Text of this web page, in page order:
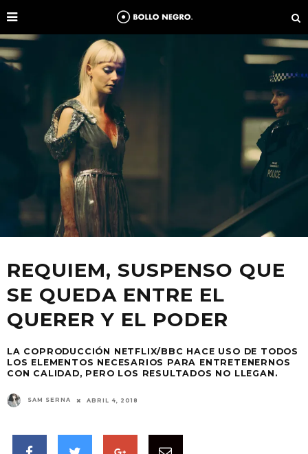
REQUIEM, SUSPENSO QUE
SE QUEDA ENTRE EL
QUERER Y EL PODER
LA COPRODUCCIÓN NETFLIX/BBC HACE USO DE TODOS
LOS ELEMENTOS NECESARIOS PARA ENTRETENERNOS
CON CALIDAD, PERO LOS RESULTADOS NO LLEGAN.
SAM SERNA ABRIL 4, 2018